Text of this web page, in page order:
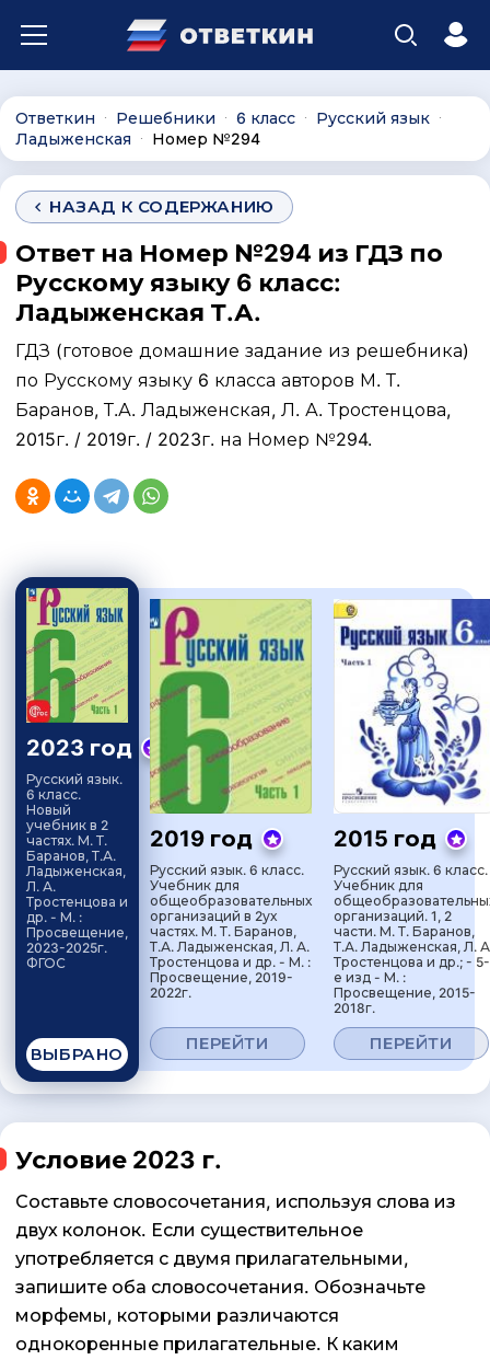
Ответкин ∙ Решебники ∙ 6 класс ∙ Русский язык ∙
Ладыженская ∙ Номер №294
НАЗАД К СОДЕРЖАНИЮ
Ответ на Номер №294 из ГДЗ по
Русскому языку 6 класс:
Ладыженская Т.А.
ГДЗ (готовое домашние задание из решебника)
по Русскому языку 6 класса авторов М. Т.
Баранов, Т.А. Ладыженская, Л. А. Тростенцова,
2015г. / 2019г. / 2023г. на Номер №294.
2023 год
Русский язык.
6 класс.
Новый
учебник в 2
частях. М. Т.
Баранов, Т.А.
Ладыженская,
Л. А.
Тростенцова и
др. - М. :
Просвещение,
2023-2025г.
ФГОС
ВЫБРАНО
2019 год
Русский язык. 6 класс.
Учебник для
общеобразовательных
организаций в 2ух
частях. М. Т. Баранов,
Т.А. Ладыженская, Л. А.
Тростенцова и др. - М. :
Просвещение, 2019-
2022г.
ПЕРЕЙТИ
2015 год
Русский язык. 6 класс.
Учебник для
организаций. 1, 2
части. М. Т. Баранов,
Т.А. Ладыженская, Л.
Тростенцова и др.; - 5-
е изд - М. :
Просвещение, 2015-
2018г.
ПЕРЕЙТИ
Условие 2023 г.
Составьте словосочетания, используя слова из
двух колонок. Если существительное
употребляется с двумя прилагательными,
запишите оба словосочетания. Обозначьте
морфемы, которыми различаются
однокоренные прилагательные. К каким